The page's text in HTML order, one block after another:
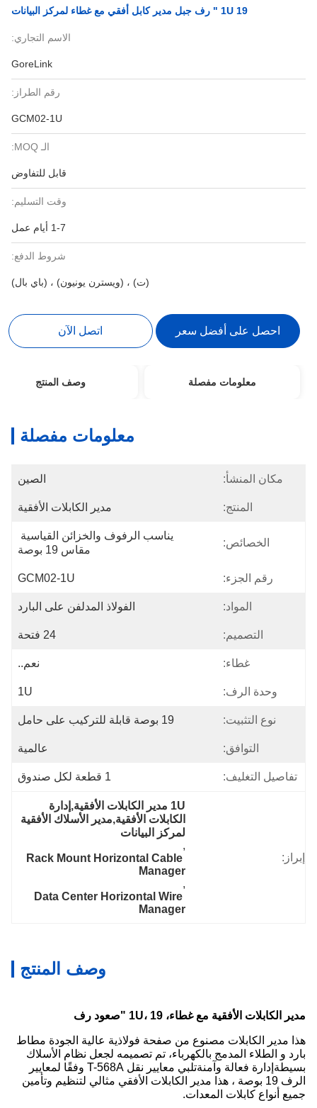
1U 19 " رف جبل مدير كابل أفقي مع غطاء لمركز البيانات
الاسم التجاري:
GoreLink
رقم الطراز:
GCM02-1U
الـ MOQ:
قابل للتفاوض
وقت التسليم:
1-7 أيام عمل
شروط الدفع:
(ت) ، (ويسترن يونيون) ، (باي بال)
احصل على أفضل سعر اتصل الآن
معلومات مفصلة وصف المنتج
معلومات مفصلة
مكان المنشأ: الصين
المنتج: مدير الكابلات الأفقية
الخصائص:
يناسب الرفوف والخزائن القياسية
مقاس 19 بوصة
رقم الجزء: GCM02-1U
المواد: الفولاذ المدلفن على البارد
التصميم: 24 فتحة
غطاء: نعم..
وحدة الرف: 1U
نوع التثبيت: 19 بوصة قابلة للتركيب على حامل
التوافق: عالمية
تفاصيل التغليف: 1 قطعة لكل صندوق
إبراز:
1U مدير الكابلات الأفقية,إدارة
الكابلات الأفقية,مدير الأسلاك الأفقية
لمركز البيانات
,
Rack Mount Horizontal Cable
Manager
,
Data Center Horizontal Wire
Manager
وصف المنتج
مدير الكابلات الأفقية مع غطاء، 1U، 19 "صعود رف
هذا مدير الكابلات مصنوع من صفحة فولاذية عالية الجودة مطاط
بارد و الطلاء المدمج بالكهرباء، تم تصميمه لجعل نظام الأسلاك
بسيطةإدارة فعالة وآمنةتلبي معايير نقل T-568A وفقًا لمعايير
الرف 19 بوصة ، هذا مدير الكابلات الأفقي مثالي لتنظيم وتأمين
جميع أنواع كابلات المعدات.